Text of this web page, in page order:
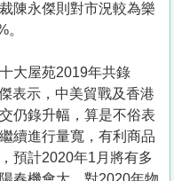
陳永傑則對市況較為樂
大屋苑2019年共錄
表示，中美貿戰及香港
仍錄升幅，算是不俗表
續進行量寬，有利商品
預計2020年1月將有多